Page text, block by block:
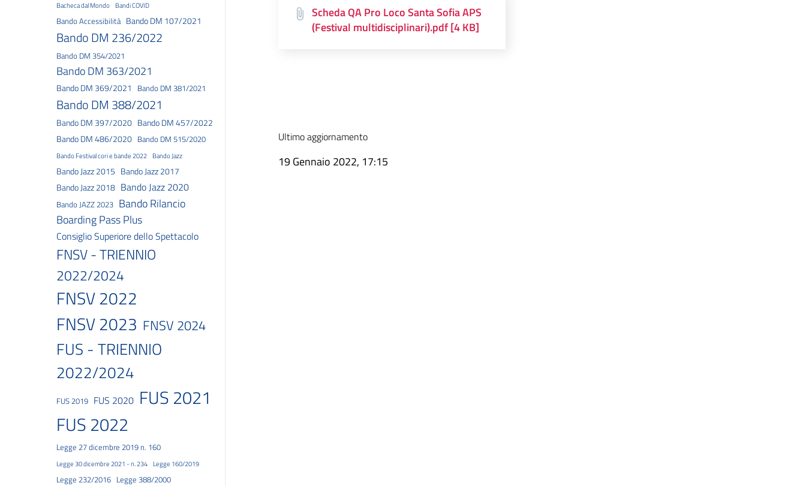
Bacheca dal Mondo Bandi COVID
Bando Accessibilità Bando DM 107/2021
Bando DM 236/2022
Bando DM 354/2021
Bando DM 363/2021
Bando DM 369/2021 Bando DM 381/2021
Bando DM 388/2021
Bando DM 397/2020 Bando DM 457/2022
Bando DM 486/2020 Bando DM 515/2020
Bando Festival cori e bande 2022 Bando Jazz
Bando Jazz 2015 Bando Jazz 2017
Bando Jazz 2018 Bando Jazz 2020
Bando JAZZ 2023 Bando Rilancio
Boarding Pass Plus
Consiglio Superiore dello Spettacolo
FNSV - TRIENNIO
2022/2024
FNSV 2022
FNSV 2023 FNSV 2024
FUS - TRIENNIO
2022/2024
FUS 2019 FUS 2020 FUS 2021
FUS 2022
Legge 27 dicembre 2019 n. 160
Legge 30 dicembre 2021 - n. 234 Legge 160/2019
Legge 232/2016 Legge 388/2000
Scheda QA Pro Loco Santa Sofia APS
(Festival multidisciplinari).pdf [4 KB]
Ultimo aggiornamento
19 Gennaio 2022, 17:15